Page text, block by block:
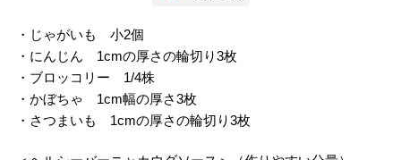
・じゃがいも 小2個
・にんじん 1cmの厚さの輪切り3枚
・ブロッコリー 1/4株
・かぼちゃ 1cm幅の厚さ3枚
・さつまいも 1cmの厚さの輪切り3枚